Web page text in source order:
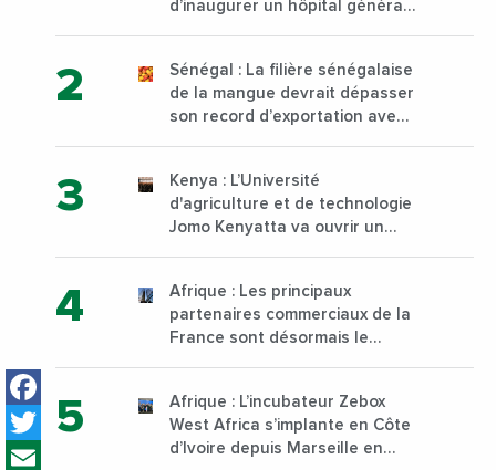
Facebook
Twitter
d’inaugurer un hôpital général
Sénégal : La filière sénégalaise
de la mangue devrait dépasser
son record d’exportation avec
Kenya : L’Université
d'agriculture et de technologie
Jomo Kenyatta va ouvrir un
sur son campus de Karen à
Nairobi dès janvier 2023
Afrique : Les principaux
partenaires commerciaux de la
France sont désormais le
Afrique : L’incubateur Zebox
West Africa s’implante en Côte
d’Ivoire depuis Marseille en